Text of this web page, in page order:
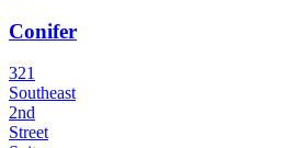
Conifer
321
Southeast
2nd
Street